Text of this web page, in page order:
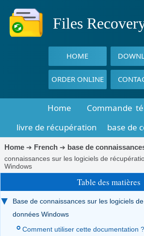
Files
HOME
ORDER ONLINE
Home Commande
livre de récupération
base de
Home➔ French➔ base de
connaissances sur les logiciels de
Windows
Table des matières
Base de connaissances sur les logiciels
données Windows
Comment utiliser cette documentation ?